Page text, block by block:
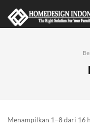
Menampilkan 1–8 dari 16